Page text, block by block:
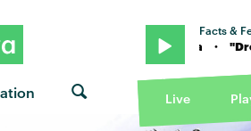
Facts &
von Princess Nokia · "Drop Dead
Live